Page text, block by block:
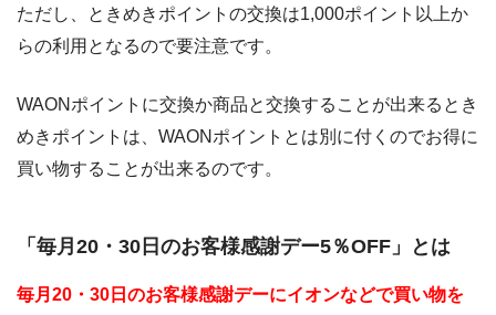
ただし、ときめきポイントの交換は1,000ポイント以上か
らの利用となるので要注意です。
WAONポイントに交換か商品と交換することが出来るとき
めきポイントは、WAONポイントとは別に付くのでお得に
買い物することが出来るのです。
「毎月20・30日のお客様感謝デー5％OFF」とは
毎月20・30日のお客様感謝デーにイオンなどで買い物を